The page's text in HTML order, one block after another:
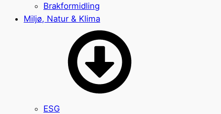
Brakformidling
Miljø, Natur & Klima
ESG